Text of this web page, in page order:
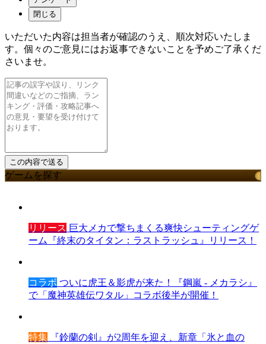
閉じる
いただいた内容は担当者が確認のうえ、順次対応いたしま
す。個々のご意見にはお返事できないことを予めご了承くだ
さいませ。
ゲームを探す
リリース 巨大メカで撃ちまくる爽快シューティングゲ
ーム『終末のタイタン：ラストラッシュ』リリース！
コラボ ついに虎王＆影虎が来た！『鋼嵐 - メカラシ』
で「魔神英雄伝ワタル」コラボ後半が開催！
特集 『鈴蘭の剣』が2周年を迎え、新章「氷と血の